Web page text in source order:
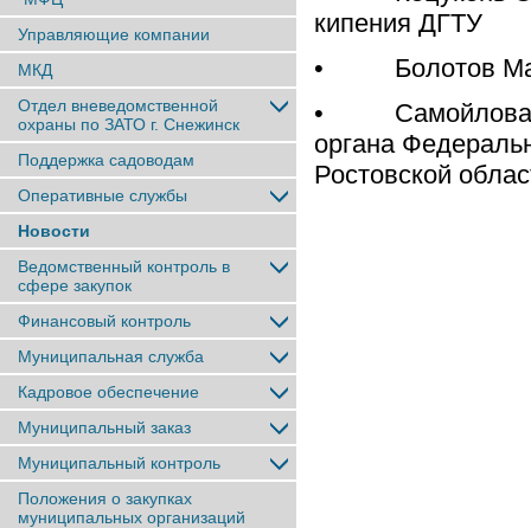
Управляющие компании
МКД
Отдел вневедомственной
охраны по ЗАТО г. Снежинск
Поддержка садоводам
Оперативные службы
Новости
Ведомственный контроль в
сфере закупок
Финансовый контроль
Муниципальная служба
Кадровое обеспечение
Муниципальный заказ
Муниципальный контроль
Положения о закупках
муниципальных организаций
кипения ДГТУ
• Болотов
• Самойлова
органа
Ростовской